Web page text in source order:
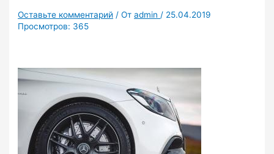
Оставьте комментарий / Отadmin / 25.04.2019
Просмотров: 365